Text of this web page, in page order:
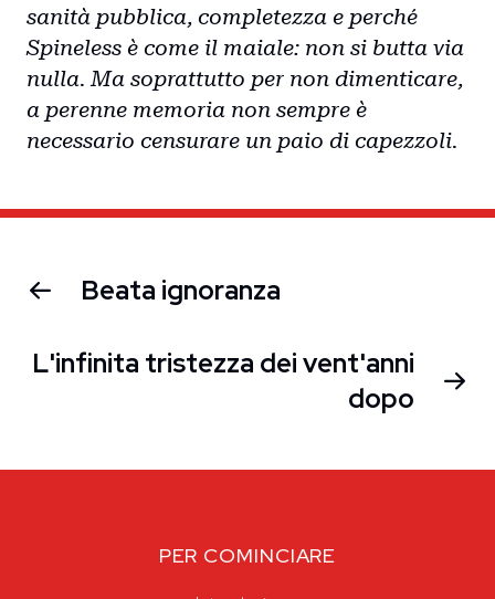
sanità pubblica, completezza e perché
Spineless è come il maiale: non si butta via
nulla. Ma soprattutto per non dimenticare,
a perenne memoria non sempre è
necessario censurare un paio di capezzoli.
Beata ignoranza
L'infinita tristezza dei vent'anni
dopo
PER COMINCIARE